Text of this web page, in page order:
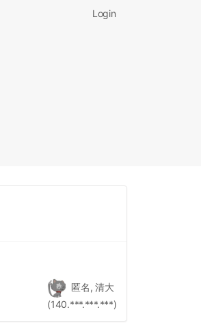
Login
匿名, 清大
(140.***.***.***)